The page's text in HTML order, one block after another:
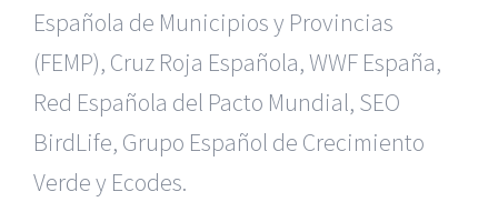
Española de Municipios y Provincias
(FEMP), Cruz Roja Española, WWF España,
Red Española del Pacto Mundial, SEO
BirdLife, Grupo Español de Crecimiento
Verde y Ecodes.